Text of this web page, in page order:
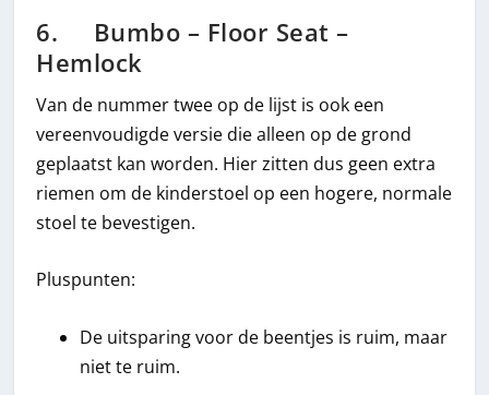
6. Bumbo – Floor Seat –
Hemlock
Van de nummer twee op de lijst is ook een
vereenvoudigde versie die alleen op de grond
geplaatst kan worden. Hier zitten dus geen extra
riemen om de kinderstoel op een hogere, normale
stoel te bevestigen.
Pluspunten:
De uitsparing voor de beentjes is ruim, maar
niet te ruim.